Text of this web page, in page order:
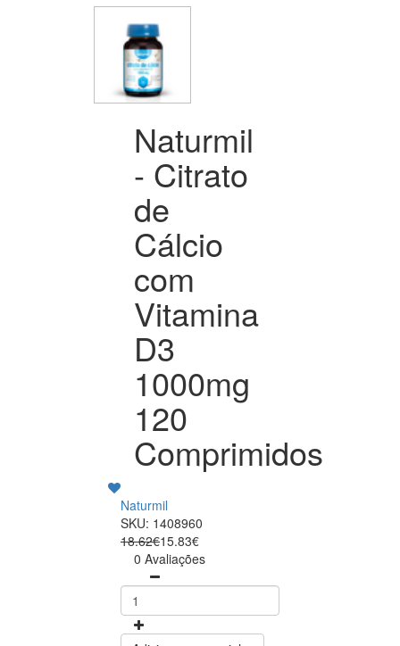
Naturmil
- Citrato
de
Cálcio
com
Vitamina
D3
1000mg
120
Comprimidos
Naturmil
SKU: 1408960
18.62€15.83€
0 Avaliações